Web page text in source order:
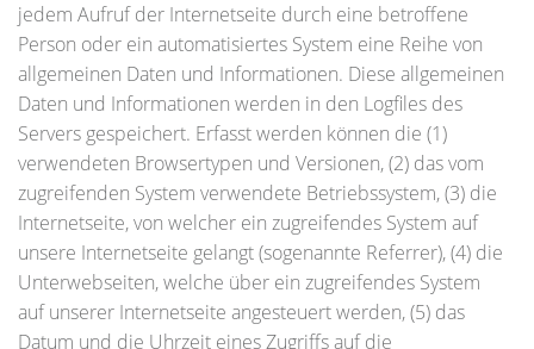
jedem Aufruf der Internetseite durch eine betroffene
Person oder ein automatisiertes System eine Reihe von
allgemeinen Daten und Informationen. Diese allgemeinen
Daten und Informationen werden in den Logfiles des
Servers gespeichert. Erfasst werden können die (1)
verwendeten Browsertypen und Versionen, (2) das vom
zugreifenden System verwendete Betriebssystem, (3) die
Internetseite, von welcher ein zugreifendes System auf
unsere Internetseite gelangt (sogenannte Referrer), (4) die
Unterwebseiten, welche über ein zugreifendes System
auf unserer Internetseite angesteuert werden, (5) das
Datum und die Uhrzeit eines Zugriffs auf die